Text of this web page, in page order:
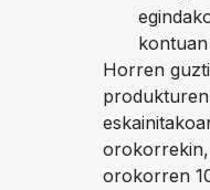
Horren
orokorren